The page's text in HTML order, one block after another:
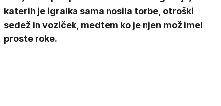
katerih je igralka sama nosila torbe, otroški
sedež in voziček, medtem ko je njen mož imel
proste roke.